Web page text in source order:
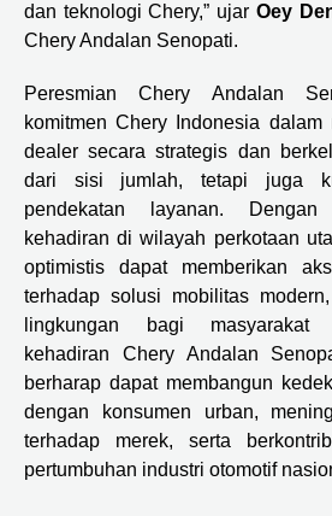
dan teknologi Chery,” ujar Oey
Chery Andalan Senopati.
Peresmian Chery Andalan
komitmen Chery Indonesia dalam
dealer secara strategis dan
dari sisi jumlah, tetapi juga
pendekatan layanan. Dengan
kehadiran di wilayah perkotaan
optimistis dapat memberikan
terhadap solusi mobilitas
lingkungan bagi masyarakat
kehadiran Chery Andalan
berharap dapat membangun
dengan konsumen urban,
terhadap merek, serta
pertumbuhan industri otomotif